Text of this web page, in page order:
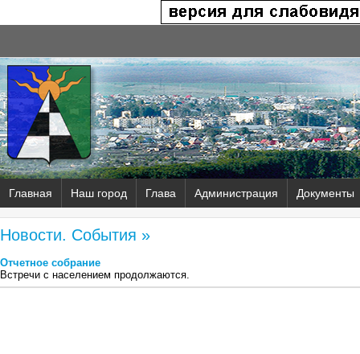
Главная Наш город Глава Администрация Документы
Новости. События »
Отчетное собрание
Встречи с населением продолжаются.